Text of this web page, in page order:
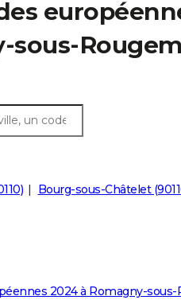
sous-
Bourg-sous-Châtelet
2024 à Romagny-